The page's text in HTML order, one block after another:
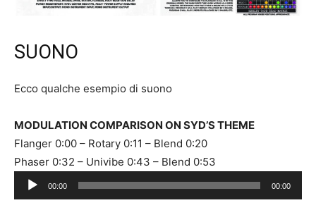
SUONO
Ecco qualche esempio di suono
MODULATION COMPARISON ON SYD’S THEME
Flanger 0:00 – Rotary 0:11 – Blend 0:20
Phaser 0:32 – Univibe 0:43 – Blend 0:53
Audio
Player
00:00 00:00